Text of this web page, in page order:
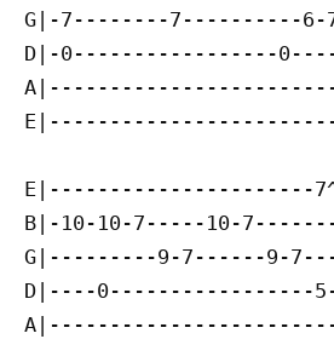
G|-7--------7----------
D|-0-----------------
E|----------------------
B|-10-10-7-----10-
G|---------9-7------9-
D|----